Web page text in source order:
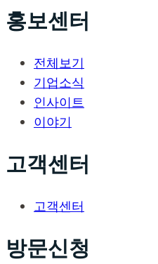
홍보센터
전체보기
기업소식
인사이트
이야기
고객센터
고객센터
방문신청